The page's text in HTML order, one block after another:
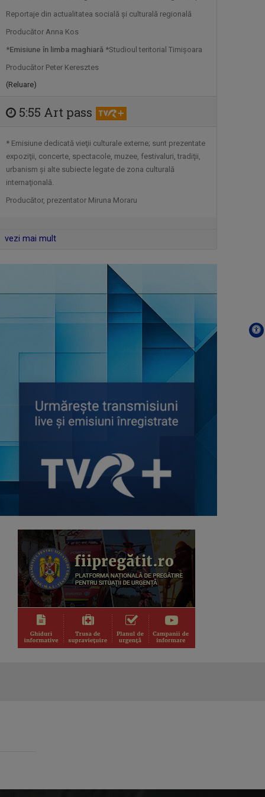
FORUM ECONOMIC
Luni-vineri, ora 16.00
MEMORIA TIPARULUI
Duminică, ora 13.30
Duminică, ora 13.00, la TVR3
Vineri, ora 13.05, TVR3
TELEJURNAL REGIONAL
cel de ...
Marți, ora 13.05
TOȚI ÎMPREUNĂ
Luni-vineri, ora 11:00
DESCRIPTIO MOLDAVIAE
Reportaj de călătorie & gastronomie
TABLETA DE SĂNĂTATE
Teme medicale de interes și invitați ...
Reportaje din actualitatea socială şi culturală regională
Producător Anna Kos
*Emisiune în limba maghiară *Studioul teritorial Timişoara
Producător Peter Keresztes
(Reluare)
5:55 Art pass
* Emisiune dedicată vieţii culturale externe; sunt prezentate
expoziţii, concerte, spectacole, muzee, festivaluri, tradiţii,
urbanism şi alte subiecte legate de zona culturală
internaţională.
Producător, prezentator Miruna Moraru
vezi mai mult